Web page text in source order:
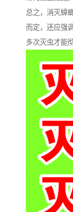
总之，消灭蟑
而定，还应强
多次灭虫才能